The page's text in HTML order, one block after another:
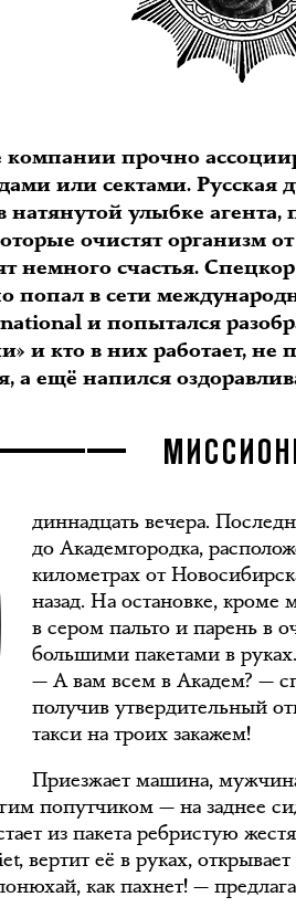
компании прочно
или сектами. Русская
натянутой улыбке агента,
очистят организм
немного счастья.
попал в сети
и попытался
и кто в них работает, не
а ещё напился
диннадцать вечера.
до Академгородка,
километрах от
назад. На остановке,
в сером пальто и парень в
большими пакетами в руках.
— А вам всем в Академ? —
получив утвердительный
такси на троих закажем!
Приезжает машина,
попутчиком — на заднее
из пакета ребристую
вертит её в руках,
как пахнет! —